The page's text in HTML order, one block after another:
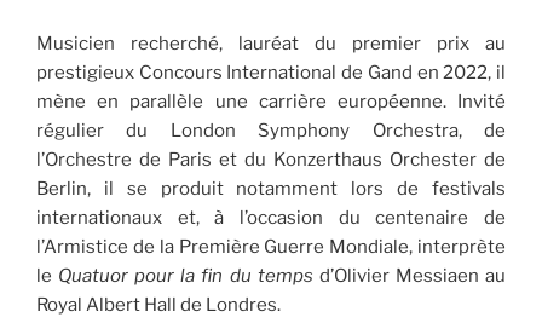
Musicien recherché, lauréat du premier prix au
prestigieux Concours International de Gand en 2022, il
mène en parallèle une carrière européenne. Invité
régulier du London Symphony Orchestra, de
l’Orchestre de Paris et du Konzerthaus Orchester de
Berlin, il se produit notamment lors de festivals
internationaux et, à l’occasion du centenaire de
l’Armistice de la Première Guerre Mondiale, interprète
le Quatuor pour la fin du temps d’Olivier Messiaen au
Royal Albert Hall de Londres.